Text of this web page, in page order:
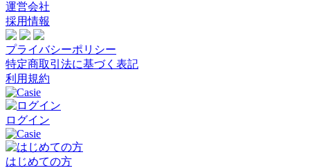
運営会社
採用情報
プライバシーポリシー
特定商取引法に基づく表記
利用規約
ログイン
はじめての方